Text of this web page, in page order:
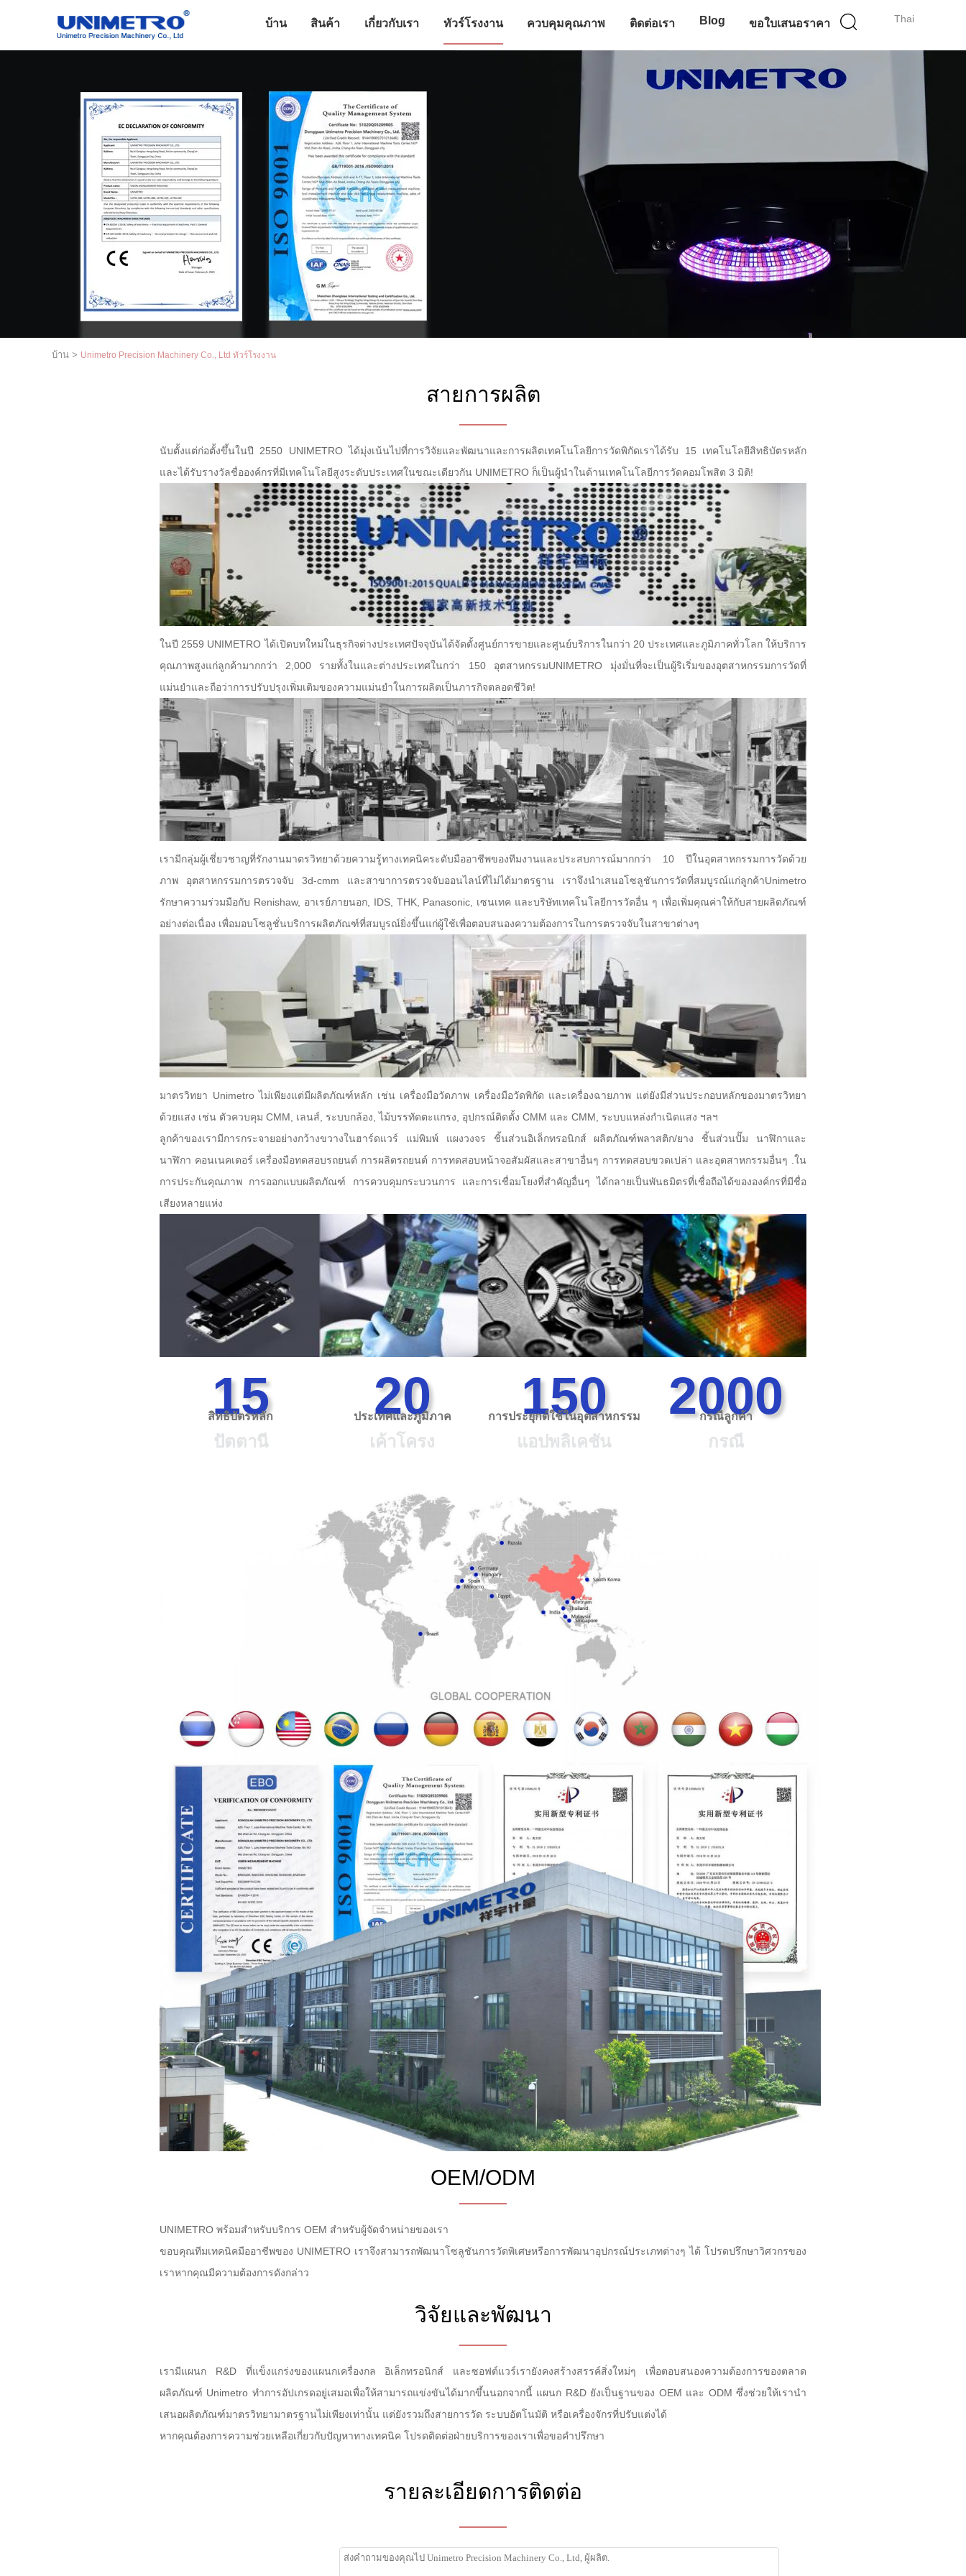
Thai
บ้าน สินค้า เกี่ยวกับเรา ทัวร์โรงงาน ควบคุมคุณภาพ ติดต่อเรา Blog ขอใบเสนอราคา
บ้าน > Unimetro Precision Machinery Co., Ltd ทัวร์โรงงาน
สายการผลิต
นับตั้งแต่ก่อตั้งขึ้นในปี 2550 UNIMETRO ได้มุ่งเน้นไปที่การวิจัยและพัฒนาและการผลิตเทคโนโลยีการวัดพิกัดเราได้รับ 15 เทคโนโลยีสิทธิบัตรหลัก
และได้รับรางวัลชื่อองค์กรที่มีเทคโนโลยีสูงระดับประเทศในขณะเดียวกัน UNIMETRO ก็เป็นผู้นำในด้านเทคโนโลยีการวัดคอมโพสิต 3 มิติ!
ในปี 2559 UNIMETRO ได้เปิดบทใหม่ในธุรกิจต่างประเทศปัจจุบันได้จัดตั้งศูนย์การขายและศูนย์บริการในกว่า 20 ประเทศและภูมิภาคทั่วโลก ให้บริการ
คุณภาพสูงแก่ลูกค้ามากกว่า 2,000 รายทั้งในและต่างประเทศในกว่า 150 อุตสาหกรรมUNIMETRO มุ่งมั่นที่จะเป็นผู้ริเริ่มของอุตสาหกรรมการวัดที่
แม่นยำและถือว่าการปรับปรุงเพิ่มเติมของความแม่นยำในการผลิตเป็นภารกิจตลอดชีวิต!
เรามีกลุ่มผู้เชี่ยวชาญที่รักงานมาตรวิทยาด้วยความรู้ทางเทคนิคระดับมืออาชีพของทีมงานและประสบการณ์มากกว่า 10 ปีในอุตสาหกรรมการวัดด้วย
ภาพ อุตสาหกรรมการตรวจจับ 3d-cmm และสาขาการตรวจจับออนไลน์ที่ไม่ได้มาตรฐาน เราจึงนำเสนอโซลูชันการวัดที่สมบูรณ์แก่ลูกค้าUnimetro
รักษาความร่วมมือกับ Renishaw, อาเรย์ภายนอก, IDS, THK, Panasonic, เซนเทค และบริษัทเทคโนโลยีการวัดอื่น ๆ เพื่อเพิ่มคุณค่าให้กับสายผลิตภัณฑ์
อย่างต่อเนื่อง เพื่อมอบโซลูชั่นบริการผลิตภัณฑ์ที่สมบูรณ์ยิ่งขึ้นแก่ผู้ใช้เพื่อตอบสนองความต้องการในการตรวจจับในสาขาต่างๆ
มาตรวิทยา Unimetro ไม่เพียงแต่มีผลิตภัณฑ์หลัก เช่น เครื่องมือวัดภาพ เครื่องมือวัดพิกัด และเครื่องฉายภาพ แต่ยังมีส่วนประกอบหลักของมาตรวิทยา
ด้วยแสง เช่น ตัวควบคุม CMM, เลนส์, ระบบกล้อง, ไม้บรรทัดตะแกรง, อุปกรณ์ติดตั้ง CMM และ CMM, ระบบแหล่งกำเนิดแสง ฯลฯ
ลูกค้าของเรามีการกระจายอย่างกว้างขวางในฮาร์ดแวร์ แม่พิมพ์ แผงวงจร ชิ้นส่วนอิเล็กทรอนิกส์ ผลิตภัณฑ์พลาสติก/ยาง ชิ้นส่วนปั๊ม นาฬิกาและ
นาฬิกา คอนเนคเตอร์ เครื่องมือทดสอบรถยนต์ การผลิตรถยนต์ การทดสอบหน้าจอสัมผัสและสาขาอื่นๆ การทดสอบขวดเปล่า และอุตสาหกรรมอื่นๆ .ใน
การประกันคุณภาพ การออกแบบผลิตภัณฑ์ การควบคุมกระบวนการ และการเชื่อมโยงที่สำคัญอื่นๆ ได้กลายเป็นพันธมิตรที่เชื่อถือได้ขององค์กรที่มีชื่อ
เสียงหลายแห่ง
15 20 150 2000
สิทธิบัตรหลัก ประเทศและภูมิภาค การประยุกต์ใช้ในอุตสาหกรรม กรณีลูกค้า
ปัตตานี เค้าโครง แอปพลิเคชัน กรณี
OEM/ODM
UNIMETRO พร้อมสำหรับบริการ OEM สำหรับผู้จัดจำหน่ายของเรา
ขอบคุณทีมเทคนิคมืออาชีพของ UNIMETRO เราจึงสามารถพัฒนาโซลูชันการวัดพิเศษหรือการพัฒนาอุปกรณ์ประเภทต่างๆ ได้ โปรดปรึกษาวิศวกรของ
เราหากคุณมีความต้องการดังกล่าว
วิจัยและพัฒนา
เรามีแผนก R&D ที่แข็งแกร่งของแผนกเครื่องกล อิเล็กทรอนิกส์ และซอฟต์แวร์เรายังคงสร้างสรรค์สิ่งใหม่ๆ เพื่อตอบสนองความต้องการของตลาด
ผลิตภัณฑ์ Unimetro ทำการอัปเกรดอยู่เสมอเพื่อให้สามารถแข่งขันได้มากขึ้นนอกจากนี้ แผนก R&D ยังเป็นฐานของ OEM และ ODM ซึ่งช่วยให้เรานำ
เสนอผลิตภัณฑ์มาตรวิทยามาตรฐานไม่เพียงเท่านั้น แต่ยังรวมถึงสายการวัด ระบบอัตโนมัติ หรือเครื่องจักรที่ปรับแต่งได้
หากคุณต้องการความช่วยเหลือเกี่ยวกับปัญหาทางเทคนิค โปรดติดต่อฝ่ายบริการของเราเพื่อขอคำปรึกษา
รายละเอียดการติดต่อ